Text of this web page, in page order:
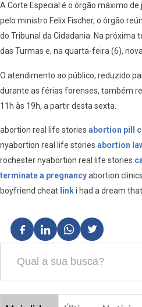
A Corte Especial é o órgão máximo
pelo ministro Felix Fischer, o órgão
do Tribunal da Cidadania. Na próxima
das Turmas e, na quarta-feira (6),
O atendimento ao público, reduzido
durante as férias forenses, também
11h às 19h, a partir desta sexta.
abortion real life stories abortion pill
nyabortion real life stories abortion
rochester nyabortion real life stories
terminate a pregnancyabortion
boyfriend cheat linki had a dream